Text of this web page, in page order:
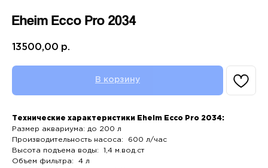
Eheim Ecco Pro 2034
13500,00 р.
В корзину
Технические характеристики Eheim Ecco Pro 2034:
Размер аквариума: до 200 л
Производительность насоса: 600 л/час
Высота подъема воды: 1,4 м.вод.ст
Объем фильтра: 4 л